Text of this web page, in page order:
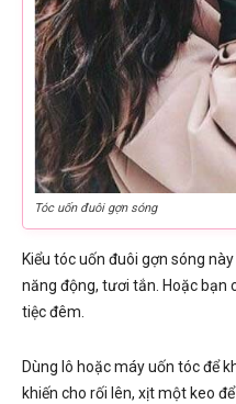
Tóc uốn đuôi gợn sóng
Kiểu tóc uốn đuôi gợn sóng
năng động, tươi tắn. Hoặc bạn
tiệc đêm.
Dùng lô hoặc máy uốn tóc để
khiến cho rối lên, xịt một keo